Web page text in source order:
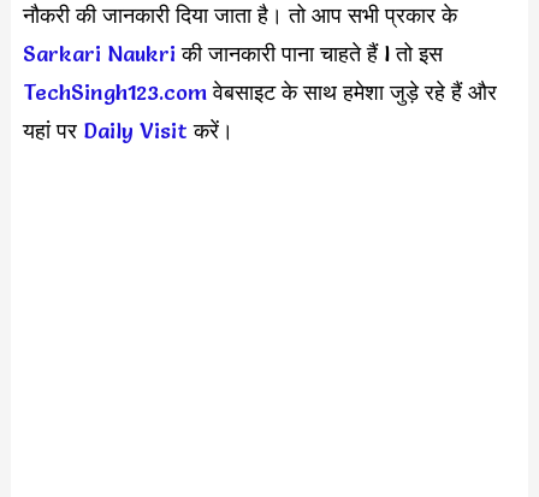
नौकरी की जानकारी दिया जाता है। तो आप सभी प्रकार के
Sarkari Naukri की जानकारी पाना चाहते हैं l तो इस
TechSingh123.comवेबसाइट के साथ हमेशा जुड़े रहे हैं और
यहां पर Daily Visit करें।